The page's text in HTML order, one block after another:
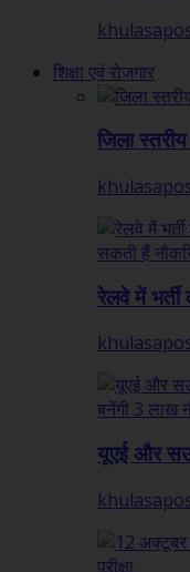
शिक्षा एवं रोजगार
जिला
रेलवे में
यूएई और